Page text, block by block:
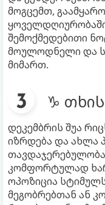
მოგცემთ,
შემოქმედებითი
მოულოდნელი და
მიმართ.
♑
დეკემბრის შუა
იზრდება და ახლა
კომფორტულად
ოპოზიცია
მეგობრებთან ან